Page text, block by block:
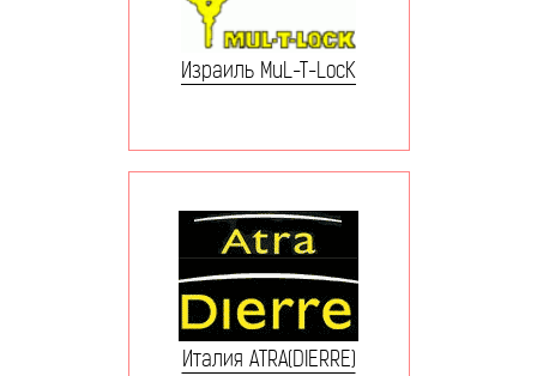
Израиль MuL-T-LocK
Италия ATRA(DIERRE)